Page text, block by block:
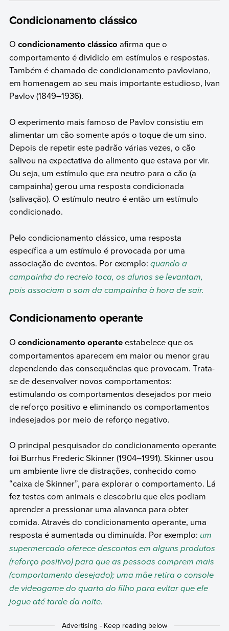
Condicionamento clássico
O condicionamento clássico afirma que o
comportamento é dividido em estímulos e respostas.
Também é chamado de condicionamento pavloviano,
em homenagem ao seu mais importante estudioso, Ivan
Pavlov (1849–1936).
O experimento mais famoso de Pavlov consistiu em
alimentar um cão somente após o toque de um sino.
Depois de repetir este padrão várias vezes, o cão
salivou na expectativa do alimento que estava por vir.
Ou seja, um estímulo que era neutro para o cão (a
campainha) gerou uma resposta condicionada
(salivação). O estímulo neutro é então um estímulo
condicionado.
Pelo condicionamento clássico, uma resposta
específica a um estímulo é provocada por uma
associação de eventos. Por exemplo: quando a
campainha do recreio toca, os alunos se levantam,
pois associam o som da campainha à hora de sair.
Condicionamento operante
O condicionamento operanteestabelece que os
comportamentos aparecem em maior ou menor grau
dependendo das consequências que provocam. Trata-
se de desenvolver novos comportamentos:
estimulando os comportamentos desejados por meio
de reforço positivo e eliminando os comportamentos
indesejados por meio de reforço negativo.
O principal pesquisador do condicionamento operante
foi Burrhus Frederic Skinner (1904–1991). Skinner usou
um ambiente livre de distrações, conhecido como
“caixa de Skinner”, para explorar o comportamento. Lá
fez testes com animais e descobriu que eles podiam
aprender a pressionar uma alavanca para obter
comida. Através do condicionamento operante, uma
resposta é aumentada ou diminuída. Por exemplo: um
supermercado oferece descontos em alguns produtos
(reforço positivo) para que as pessoas comprem mais
(comportamento desejado); uma mãe retira o console
de videogame do quarto do filho para evitar que ele
jogue até tarde da noite.